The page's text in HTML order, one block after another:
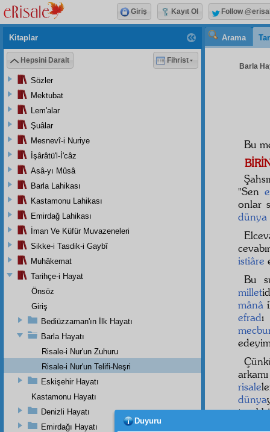
Arama
Barla
Bu
"Sen
onlar
dünya
istiâre
Bu
millet
mânâ
efrad
risale
dünya
Kitaplar
Hepsini Daralt Fihrist
Sözler
Mektubat
Lem'alar
Şuâlar
Mesnevî-i Nuriye
İşârâtü'l-İ'câz
Asâ-yı Mûsâ
Barla Lahikası
Kastamonu Lahikası
Emirdağ Lahikası
İman Ve Küfür Muvazeneleri
Sikke-i Tasdik-i Gaybî
Muhâkemat
Tarihçe-i Hayat
Önsöz
Giriş
Bediüzzaman'ın İlk Hayatı
Barla Hayatı
Risale-i Nur'un Zuhuru
Risale-i Nur'un Telifi-Neşri
Eskişehir Hayatı
Kastamonu Hayatı
Denizli Hayatı
Emirdağı Hayatı
Giriş Kayıt Ol Follow
Duyuru